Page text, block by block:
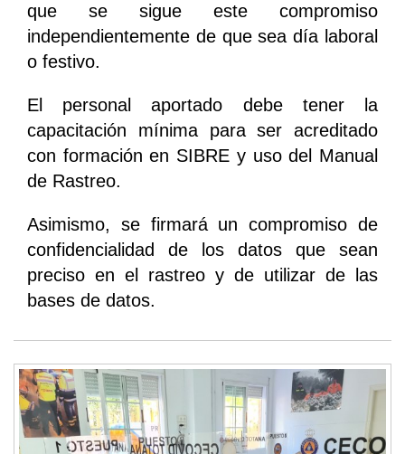
que se sigue este compromiso
independientemente de que sea día laboral
o festivo.
El personal aportado debe tener la
capacitación mínima para ser acreditado
con formación en SIBRE y uso del Manual
de Rastreo.
Asimismo, se firmará un compromiso de
confidencialidad de los datos que sean
preciso en el rastreo y de utilizar de las
bases de datos.